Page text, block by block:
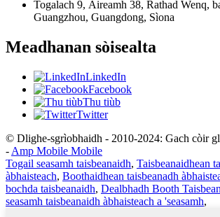
Togalach 9, Àireamh 38, Rathad Wenq,
Guangzhou, Guangdong, Sìona
Meadhanan sòisealta
LinkedIn
Facebook
Thu tiùb
Twitter
© Dlighe-sgrìobhaidh - 2010-2024: Gach còir
- Amp Mobile Mobile
Togail seasamh taisbeanaidh, Taisbeanaidhean
àbhaisteach, Boothaidhean taisbeanadh
bochda taisbeanaidh, Dealbhadh Booth
seasamh taisbeanaidh àbhaisteach a 'seasamh,